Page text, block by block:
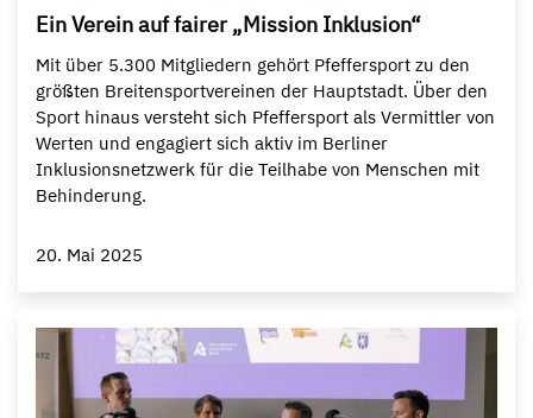
Ein Verein auf fairer „Mission Inklusion“
Mit über 5.300 Mitgliedern gehört Pfeffersport zu den
größten Breitensportvereinen der Hauptstadt. Über den
Sport hinaus versteht sich Pfeffersport als Vermittler von
Werten und engagiert sich aktiv im Berliner
Inklusionsnetzwerk für die Teilhabe von Menschen mit
Behinderung.
20. Mai 2025